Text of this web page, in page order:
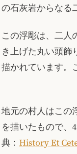
の石灰岩からなる
この浮彫は、二人
き上げた丸い頭飾
描かれています。
地元の村人はこの
を描いたもので、
典： History Et